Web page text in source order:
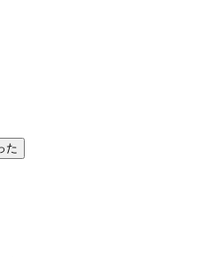
た